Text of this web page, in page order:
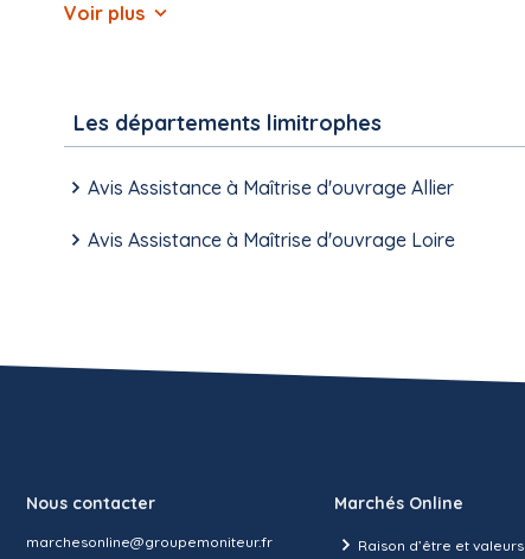
Voir plus
Les départements limitrophes
Avis Assistance à Maîtrise d'ouvrage Allier
Avis Assistance à Maîtrise d'ouvrage Loire
Nous contacter
marchesonline@groupemoniteur.fr
Marchés Online
Raison d’être et valeurs